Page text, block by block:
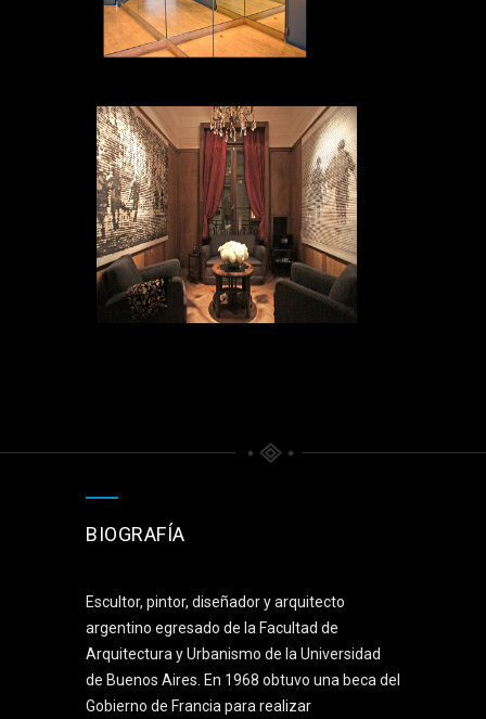
BIOGRAFÍA
Escultor, pintor, diseñador y arquitecto
argentino egresado de la Facultad de
Arquitectura y Urbanismo de la Universidad
de Buenos Aires. En 1968 obtuvo una beca del
Gobierno de Francia para realizar